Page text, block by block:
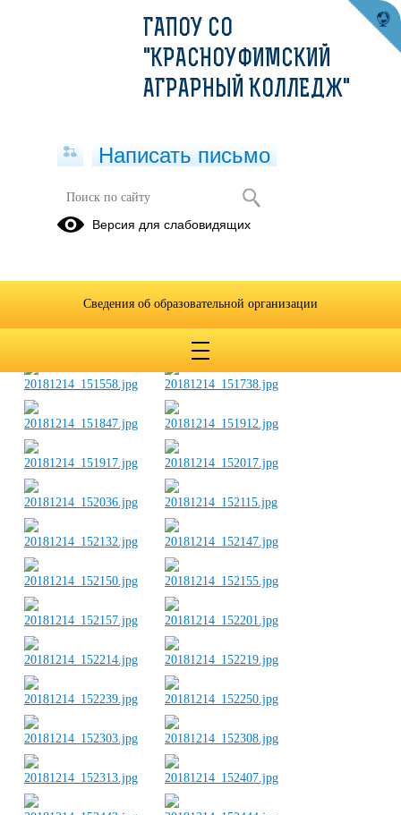
Фотоальбом Экскурсия в Банк
России
ГАПОУ СО
"КРАСНОУФИМСКИЙ
АГРАРНЫЙ КОЛЛЕДЖ"
Написать письмо
Версия для слабовидящих
Сведения об образовательной организации